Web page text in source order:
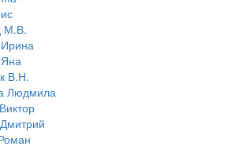
М.В.
В.Н.
Людмила